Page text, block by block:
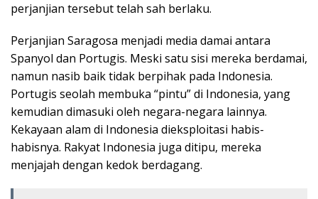
perjanjian tersebut telah sah berlaku.
Perjanjian Saragosa menjadi media damai antara
Spanyol dan Portugis. Meski satu sisi mereka berdamai,
namun nasib baik tidak berpihak pada Indonesia.
Portugis seolah membuka “pintu” di Indonesia, yang
kemudian dimasuki oleh negara-negara lainnya.
Kekayaan alam di Indonesia dieksploitasi habis-
habisnya. Rakyat Indonesia juga ditipu, mereka
menjajah dengan kedok berdagang.